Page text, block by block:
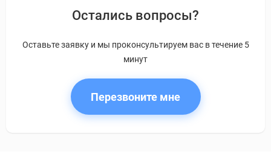
Остались вопросы?
Оставьте заявку и мы проконсультируем вас в течение 5
минут
Перезвоните мне